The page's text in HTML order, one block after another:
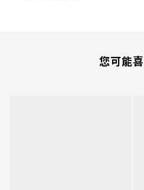
您可能